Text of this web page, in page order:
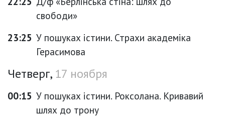
свободи»
23:25 У пошуках істини. Страхи академіка
Герасимова
Четверг, 17 ноября
00:15 У пошуках істини. Роксолана. Кривавий
шлях до трону